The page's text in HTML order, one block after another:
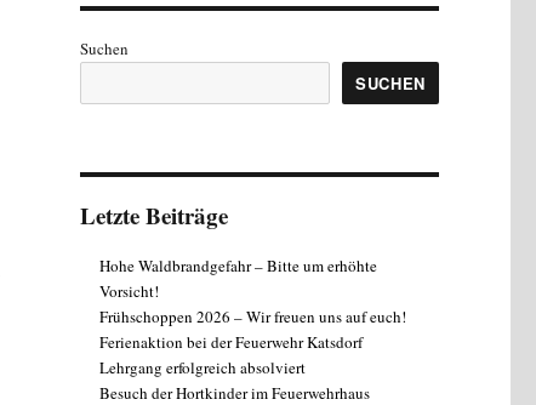
Suchen
SUCHEN
Letzte Beiträge
Hohe Waldbrandgefahr – Bitte um erhöhte
Vorsicht!
Frühschoppen 2026 – Wir freuen uns auf euch!
Ferienaktion bei der Feuerwehr Katsdorf
Lehrgang erfolgreich absolviert
Besuch der Hortkinder im Feuerwehrhaus